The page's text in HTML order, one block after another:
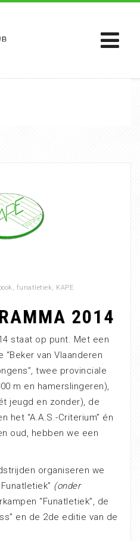
, funatletiek, KAPE
2014
staat op punt. Met een
van Vlaanderen
twee provinciale
m en hamerslingeren),
jeugd en zonder), de
het “A.A.S.-Criterium” én
oud, hebben we een
organiseren we
(onder
“Funatletiek”, de
en de 2de editie van de